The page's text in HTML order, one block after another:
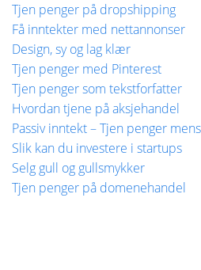
Tjen penger på dropshipping
Få inntekter med nettannonser
Design, sy og lag klær
Tjen penger med Pinterest
Tjen penger som tekstforfatter
Hvordan tjene på aksjehandel
Passiv inntekt – Tjen penger
Slik kan du investere i startups
Selg gull og gullsmykker
Tjen penger på domenehandel